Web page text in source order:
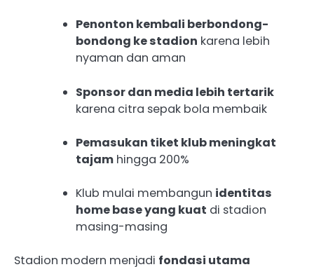
Penonton kembali berbondong-
bondong ke stadion karena lebih
nyaman dan aman
Sponsor dan media lebih tertarik
karena citra sepak bola membaik
Pemasukan tiket klub meningkat
tajam hingga 200%
Klub mulai membangun identitas
home base yang kuat di stadion
masing-masing
Stadion modern menjadi fondasi utama